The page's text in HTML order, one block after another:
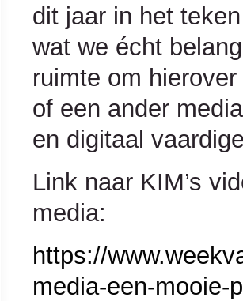
dit jaar in het
wat we écht
ruimte om
of een ander
en digitaal
Link naar KIM’s
media:
https://
media-een-mooie-